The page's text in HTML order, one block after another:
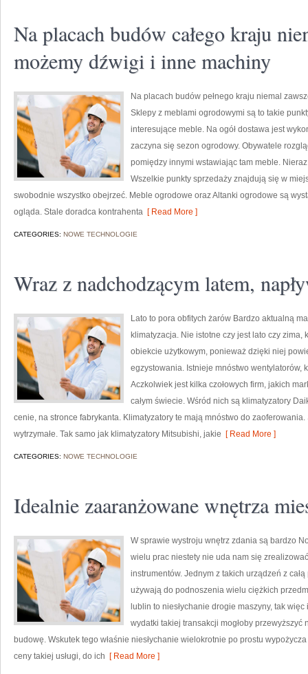
Na placach budów całego kraju
możemy dźwigi i inne machiny
Na placach budów pełnego kraju niemal
Sklepy z meblami ogrodowymi są to takie
interesujące meble. Na ogół dostawa jest
zaczyna się sezon ogrodowy. Obywatele
pomiędzy innymi wstawiając tam meble.
Wszelkie punkty sprzedaży znajdują się w
swobodnie wszystko obejrzeć. Meble ogrodowe oraz Altanki ogrodowe są
ogląda. Stale doradca kontrahenta [ Read More ]
CATEGORIES: NOWE TECHNOLOGIE
Wraz z nadchodzącym latem,
Lato to pora obfitych żarów Bardzo aktualną
klimatyzacja. Nie istotne czy jest lato czy
obiekcie użytkowym, ponieważ dzięki niej
egzystowania. Istnieje mnóstwo
Aczkolwiek jest kilka czołowych firm, jakich
całym świecie. Wśród nich są klimatyzatory
cenie, na stronce fabrykanta. Klimatyzatory te mają mnóstwo do
wytrzymałe. Tak samo jak klimatyzatory Mitsubishi, jakie [ Read More ]
CATEGORIES: NOWE TECHNOLOGIE
Idealnie zaaranżowane wnętrza
W sprawie wystroju wnętrz zdania są bardzo
wielu prac niestety nie uda nam się
instrumentów. Jednym z takich urządzeń z
używają do podnoszenia wielu ciężkich
lublin to niesłychanie drogie maszyny, tak
wydatki takiej transakcji mogłoby przewyższyć
budowę. Wskutek tego właśnie niesłychanie wielokrotnie po prostu
ceny takiej usługi, do ich [ Read More ]